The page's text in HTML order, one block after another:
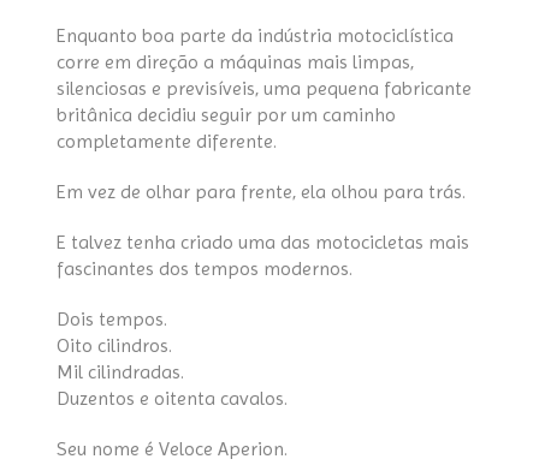
Enquanto boa parte da indústria motociclística
corre em direção a máquinas mais limpas,
silenciosas e previsíveis, uma pequena fabricante
britânica decidiu seguir por um caminho
completamente diferente.
Em vez de olhar para frente, ela olhou para trás.
E talvez tenha criado uma das motocicletas mais
fascinantes dos tempos modernos.
Dois tempos.
Oito cilindros.
Mil cilindradas.
Duzentos e oitenta cavalos.
Seu nome é Veloce Aperion.